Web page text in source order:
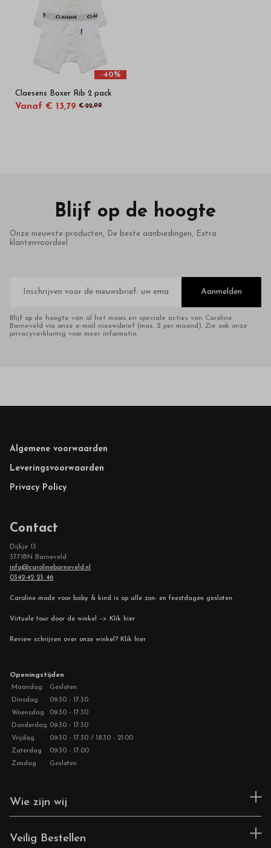
-40%
Claesens Boxer Rib 2 pack
Vanaf € 13,79 € 22,99
Blijf op de hoogte
Onze nieuwste producten, De beste aanbiedingen, Extra
klantenvoordeel
mailadres
Aanmelden
Blijf op de hoogte van al het moois en speciale acties van Caroline
Barneveld via onze e-mail nieuwsbrief (max. 2 per maand). Zie ook onze
privacyverklaring voor meer informatie.
Footer
Algemene voorwaarden
Leveringsvoorwaarden
Privacy Policy
Contact
Dijkje 13
3771BN Barneveld
info@carolinebarneveld.nl
0342-42 23 46
Caroline mode voor baby & kind is op alle zon- en feestdagen gesloten.
Virtuele tour door de winkel --> Klik hier
Review schrijven over onze winkel? Klik hier
Openingstijden
Maandag
Gesloten
Dinsdag
09:30 - 17:30
Woensdag
09:30 - 17:30
Donderdag 09:30 - 17:30
Vrijdag
09:30 - 17:30 / 18:30 - 21:00
Zaterdag
09:30 - 17:00
Zondag
Gesloten
Wie zijn wij
Veilig Bestellen